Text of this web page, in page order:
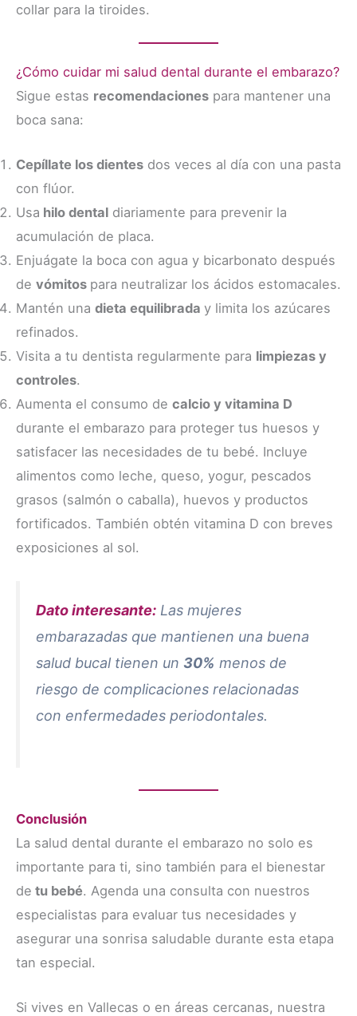
collar para la tiroides.
¿Cómo cuidar mi salud dental durante el embarazo?
Sigue estas recomendaciones para mantener una
boca sana:
Cepíllate los dientes dos veces al día con una pasta
con flúor.
Usa hilo dental diariamente para prevenir la
acumulación de placa.
Enjuágate la boca con agua y bicarbonato después
de vómitos para neutralizar los ácidos estomacales.
Mantén una dieta equilibrada y limita los azúcares
refinados.
Visita a tu dentista regularmente para limpiezas y
controles.
Aumenta el consumo de calcio y vitamina D
durante el embarazo para proteger tus huesos y
satisfacer las necesidades de tu bebé. Incluye
alimentos como leche, queso, yogur, pescados
grasos (salmón o caballa), huevos y productos
fortificados. También obtén vitamina D con breves
exposiciones al sol.
Dato interesante: Las mujeres
embarazadas que mantienen una buena
salud bucal tienen un 30% menos de
riesgo de complicaciones relacionadas
con enfermedades periodontales.
Conclusión
La salud dental durante el embarazo no solo es
importante para ti, sino también para el bienestar
de tu bebé. Agenda una consulta con nuestros
especialistas para evaluar tus necesidades y
asegurar una sonrisa saludable durante esta etapa
tan especial.
Si vives en Vallecas o en áreas cercanas, nuestra